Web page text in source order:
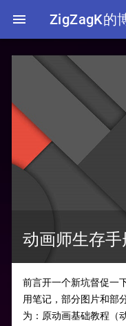
 ZigZagK的
动画师生存
前言开一个新坑督促一
用笔记，部分图片和部
为：原动画基础教程（